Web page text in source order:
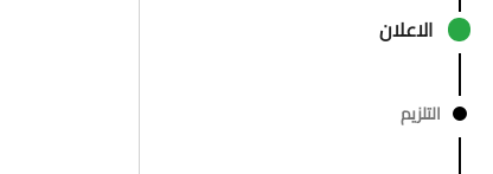
الاعلان
التلزيم